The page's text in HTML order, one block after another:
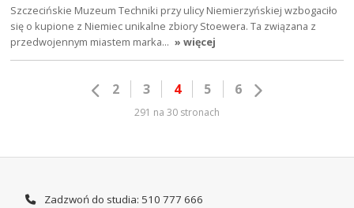
Szczecińskie Muzeum Techniki przy ulicy Niemierzyńskiej wzbogaciło
się o kupione z Niemiec unikalne zbiory Stoewera. Ta związana z
przedwojennym miastem marka… » więcej
2 3 4 5 6
291 na 30 stronach
Zadzwoń do studia: 510 777 666